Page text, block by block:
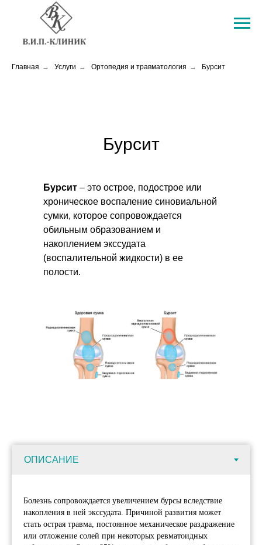
Главная → Услуги → Ортопедия и травматология → Бурсит
Бурсит
Бурсит – это острое, подострое или
хроническое воспаление синовиальной
сумки, которое сопровождается
обильным образованием и
накоплением экссудата
(воспалительной жидкости) в ее
полости.
Болезнь сопровождается увеличением бурсы вследствие
накопления в ней экссудата. Причиной развития может
стать острая травма, постоянное механическое раздражение
или отложение солей при некоторых ревматоидных